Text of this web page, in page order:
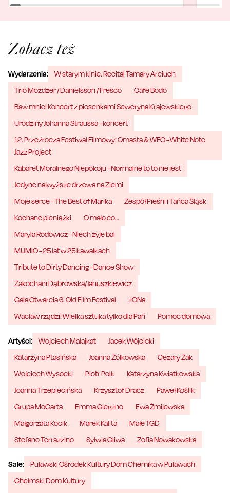
Zobacz też
Wydarzenia:
W starym kinie. Recital Tamary Arciuch
Trio Możdżer / Danielsson / Fresco
Cafe Bodo
Baw mnie! Koncert z piosenkami Seweryna Krajewskiego
Urodziny Johanna Straussa - koncert
12. Przeźrocza Festiwal Filmowy: Omasta & WFO - White Note
Jazz Project
Kabaret Moralnego Niepokoju - Normalne to to nie jest
Jedyne najwyższe drzewa na Ziemi
Moje serce - The Best of Marika
Zespół Pieśni i Tańca Śląsk
Kochane pieniążki
O mało co…
Maryla Rodowicz - Niech żyje bal
MUMIO - 25 lat w 25 kawałkach
Tribute to Dirty Dancing - Dance Show
Zakochani Dąbrowska/Januszkiewicz
Gala Otwarcia 6. Old Film Festival
żONa
Wacław rządzi! Wielka sztuka tylko dla Pań
Pomoc domowa
Artyści: Wojciech Malajkat
Jacek Wójcicki
Katarzyna Ptasińska
Joanna Żółkowska
Cezary Żak
Wojciech Wysocki
Piotr Polk
Katarzyna Kwiatkowska
Joanna Trzepiecińska
Krzysztof Dracz
Paweł Koślik
Grupa MoCarta
Emma Giegżno
Ewa Żmijewska
Małgorzata Kocik
Marek Kalita
Małe TGD
Stefano Terrazzino
Sylwia Gliwa Zofia Nowakowska
Sale:
Puławski Ośrodek Kultury Dom Chemika w Puławach
Chełmski Dom Kultury